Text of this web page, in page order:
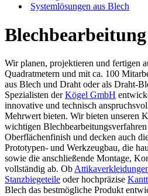
Systemlösungen aus Blech
Wir planen, projektieren und fertigen
Quadratmetern und mit ca. 100
aus Blech und Draht oder als Draht-
Spezialisten derKögel GmbH
innovative und technisch
Mehrwert bieten. Wir bieten unseren
wichtigen
Oberflächenfinish und decken auch
Prototypen- und Werkzeugbau, die
sowie die anschließende Montage,
vollständig ab. Ob
Stanzbiegeteile oder hochpräzise
Blech das bestmögliche Produkt